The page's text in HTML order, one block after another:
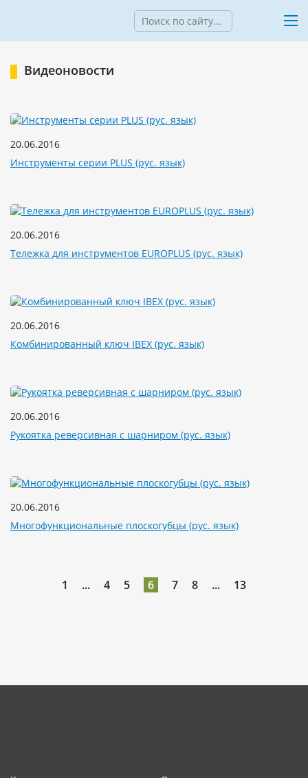
Видеоновости
20.06.2016
Инструменты серии PLUS (рус. язык)
20.06.2016
Тележка для инструментов EUROPLUS (рус. язык)
20.06.2016
Комбинированный ключ IBEX (рус. язык)
20.06.2016
Рукоятка реверсивная с шарниром (рус. язык)
20.06.2016
Многофункциональные плоскогубцы (рус. язык)
1 ... 4 5 6 7 8 ... 13